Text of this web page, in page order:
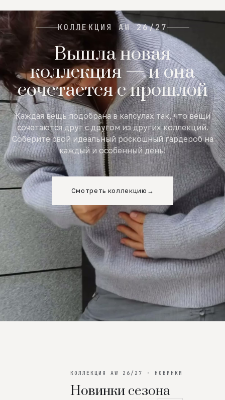
КОЛЛЕКЦИЯ AW 26/27
Вышла новая
коллекция — и она
сочетается с прошлой
Каждая вещь подобрана в капсулах так, что вещи
сочетаются друг с другом из других коллекций.
Соберите свой идеальный роскошный гардероб на
каждый и особенный день!
Смотреть коллекцию →
КОЛЛЕКЦИЯ AW 26/27 · НОВИНКИ
Новинки сезона